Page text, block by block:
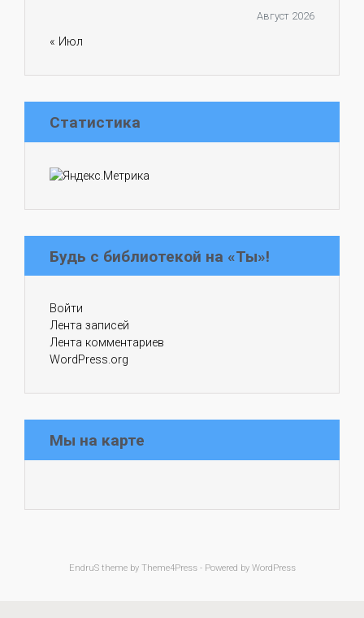
Август 2026
« Июл
Статистика
Будь с библиотекой на «Ты»!
Войти
Лента записей
Лента комментариев
WordPress.org
Мы на карте
EndruStheme by Theme4Press - Powered by WordPress